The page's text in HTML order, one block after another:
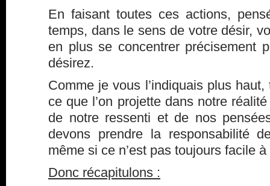
En faisant toutes ces actions,
temps, dans le sens de votre désir,
en plus se concentrer précisement
désirez.
Comme je vous l’indiquais plus
ce que l’on projette dans notre
de notre ressenti et de nos
devons prendre la responsabilité
même si ce n’est pas toujours facile
Donc récapitulons :